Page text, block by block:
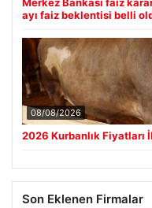
Merkez Bankası faiz
ayı faiz beklentisi belli
08/08/2026
2026 Kurbanlık
Son Eklenen Firmalar